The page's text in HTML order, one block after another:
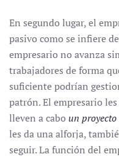
En segundo lugar, el
pasivo como se infiere
empresario no avanza
trabajadores de forma
suficiente podrían
patrón. El empresario
lleven a cabo un
les da una alforja,
seguir. La función del